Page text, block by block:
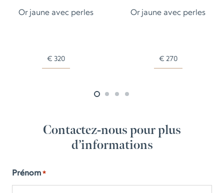
Or jaune avec perles
€ 320
Or jaune avec perles
€ 270
Contactez-nous pour plus
d’informations
Prénom *